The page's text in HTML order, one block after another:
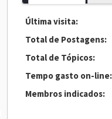
Última visita:
Total de Postagens:
Total de Tópicos:
Tempo gasto on-line:
Membros indicados: